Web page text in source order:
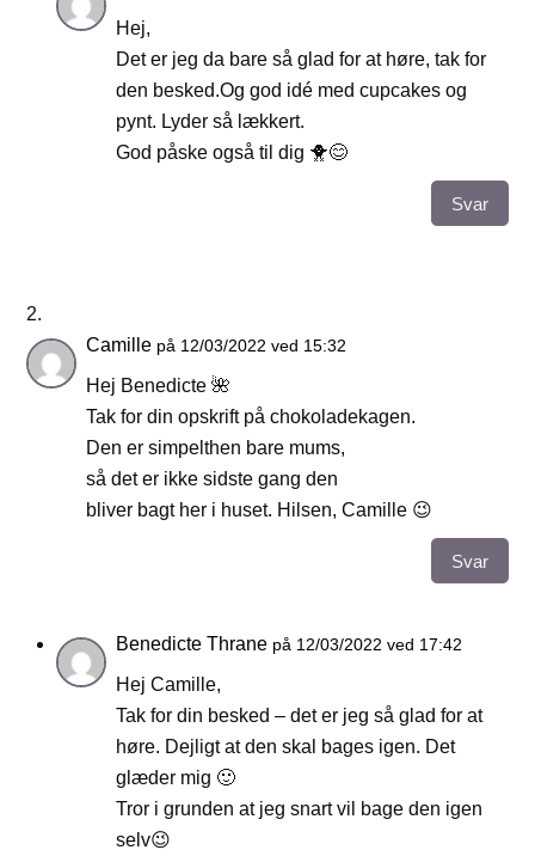
Hej,
Det er jeg da bare så glad for at høre, tak for
den besked.Og god idé med cupcakes og
pynt. Lyder så lækkert.
God påske også til dig 🐥😊
Svar
Camille på 12/03/2022 ved 15:32
Hej Benedicte 🌺
Tak for din opskrift på chokoladekagen.
Den er simpelthen bare mums,
så det er ikke sidste gang den
bliver bagt her i huset. Hilsen, Camille 😉
Svar
Benedicte Thrane på 12/03/2022 ved 17:42
Hej Camille,
Tak for din besked – det er jeg så glad for at
høre. Dejligt at den skal bages igen. Det
glæder mig 🙂
Tror i grunden at jeg snart vil bage den igen
selv😉